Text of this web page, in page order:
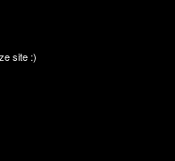
site :)